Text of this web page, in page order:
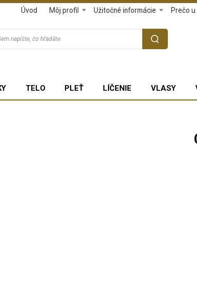
Úvod Môj profil Užitočné informácie Prečo u
TELO PLEŤ LÍČENIE VLASY